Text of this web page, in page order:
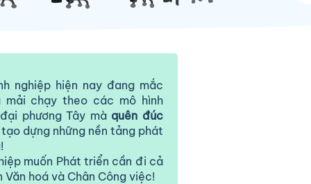
nghiệp hiện nay đang mắc
mải chạy theo các mô hình
phương Tây mà quên đúc
dựng những nền tảng phát
muốn Phát triển cần đi cả
Văn hoá và Chân Công việc!